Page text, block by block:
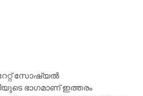
സോഷ്യൽ
ഭാഗമാണ് ഇത്തരം